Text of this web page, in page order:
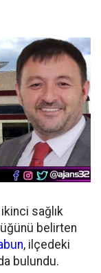
sağlık
belirten
, ilçedeki
bulundu.